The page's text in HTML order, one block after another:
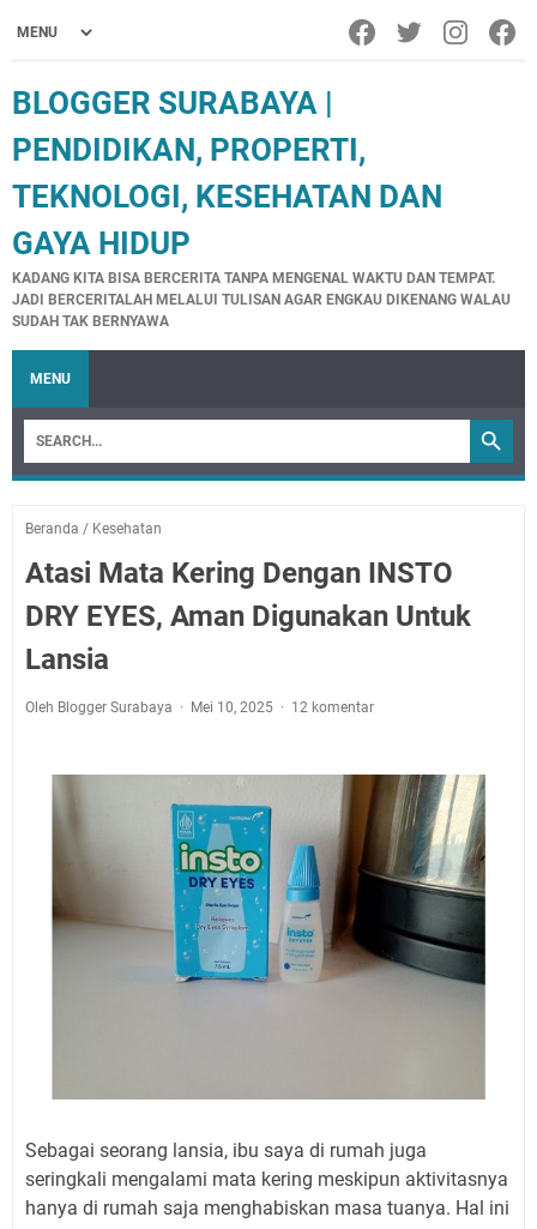
BLOGGER SURABAYA |
PENDIDIKAN, PROPERTI,
TEKNOLOGI, KESEHATAN DAN
GAYA HIDUP
KADANG KITA BISA BERCERITA TANPA MENGENAL WAKTU DAN TEMPAT.
JADI BERCERITALAH MELALUI TULISAN AGAR ENGKAU DIKENANG WALAU
SUDAH TAK BERNYAWA
MENU
Beranda / Kesehatan
Atasi Mata Kering Dengan INSTO
DRY EYES, Aman Digunakan Untuk
Lansia
Oleh Blogger Surabaya Mei 10, 2025 12 komentar
Sebagai seorang lansia, ibu saya di rumah juga
seringkali mengalami mata kering meskipun aktivitasnya
hanya di rumah saja menghabiskan masa tuanya. Hal ini